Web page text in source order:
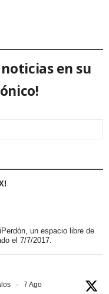
en su
un espacio libre de
el 7/7/2017.
· 7 Ago